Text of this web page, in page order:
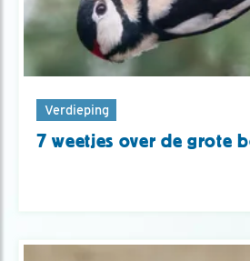
Verdieping
7 weetjes over de grote